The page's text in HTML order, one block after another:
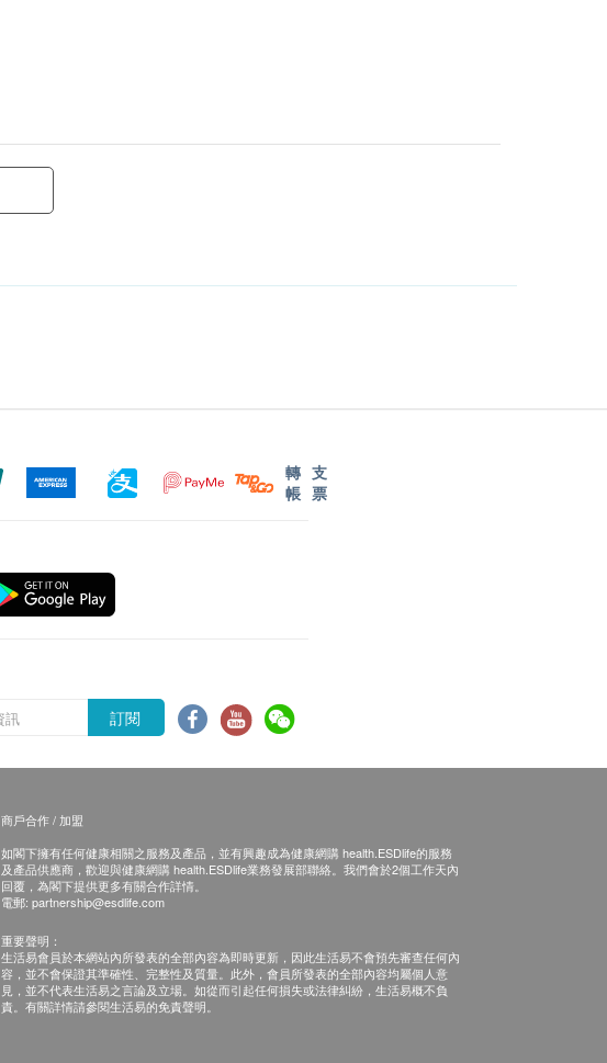
轉
帳
支
票
訂閱
商戶合作 / 加盟
如閣下擁有任何健康相關之服務及產品，並有興趣成為健康網購 health.ESDlife的服務
及產品供應商，歡迎與健康網購 health.ESDlife業務發展部聯絡。我們會於2個工作天內
回覆，為閣下提供更多有關合作詳情。
電郵: partnership@esdlife.com
重要聲明：
生活易會員於本網站內所發表的全部內容為即時更新，因此生活易不會預先審查任何內
容，並不會保證其準確性、完整性及質量。此外，會員所發表的全部內容均屬個人意
見，並不代表生活易之言論及立場。如從而引起任何損失或法律糾紛，生活易概不負
責。有關詳情請參閱生活易的免責聲明。